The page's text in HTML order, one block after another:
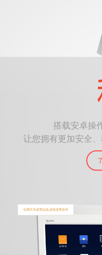
搭载安卓操
让您拥有更加安全